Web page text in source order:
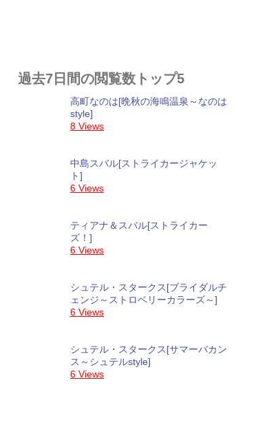
過去7日間の閲覧数トップ5
高町なのは[晩秋の海鳴温泉～なのは
style]
8 Views
中島スバル[ストライカージャケッ
ト]
6 Views
ティアナ＆スバル[ストライカー
ズ！]
6 Views
シュテル・スタークス[ブライダルチ
ェンジ～ストロベリーカラーズ～]
6 Views
シュテル・スタークス[サマーバカン
ス～シュテルstyle]
6 Views